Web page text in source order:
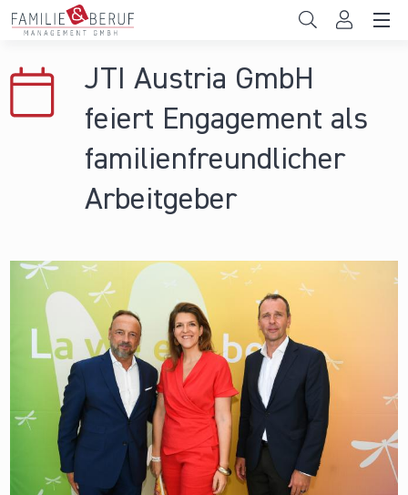
Direkt zum Inhalt
Hochschulen
Persönliche Vereinbarkeit
News & Events
JTI Austria GmbH
feiert Engagement als
familienfreundlicher
Arbeitgeber